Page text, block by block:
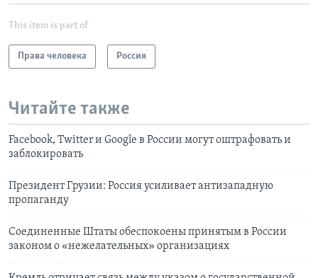
This item is part of
Права человека Россия
Читайте также
Facebook, Twitter и Google в России могут оштрафовать и
заблокировать
Президент Грузии: Россия усиливает антизападную
пропаганду
Соединенные Штаты обеспокоены принятым в России
законом о «нежелательных» организациях